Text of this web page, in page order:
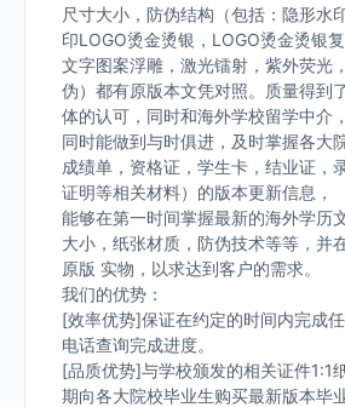
尺寸大小，防伪结构（包括：隐形水
印LOGO烫金烫银，LOGO烫金烫银复
文字图案浮雕，激光镭射，紫外荧光
伪）都有原版本文凭对照。质量得到
体的认可，同时和海外学校留学中介，
同时能做到与时俱进，及时掌握各大
成绩单，资格证，学生卡，结业证，
证明等相关材料）的版本更新信息，
能够在第一时间掌握最新的海外学历
大小，纸张材质，防伪技术等等，并
原版 实物，以求达到客户的需求。
我们的优势：
[效率优势]保证在约定的时间内完成
电话查询完成进度。
[品质优势]与学校颁发的相关证件1:1
期向各大院校毕业生购买最新版本毕